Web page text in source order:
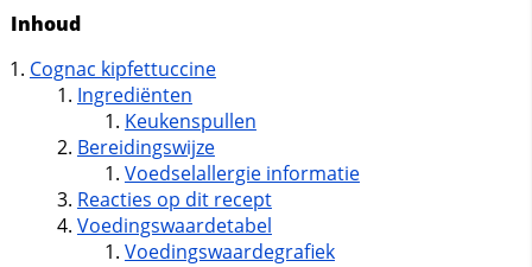
Inhoud
Cognac kipfettuccine
Ingrediënten
Keukenspullen
Bereidingswijze
Voedselallergie informatie
Reacties op dit recept
Voedingswaardetabel
Voedingswaardegrafiek